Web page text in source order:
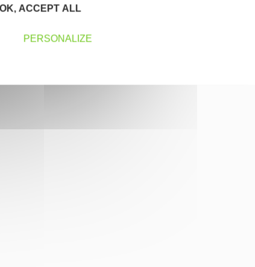
OK, ACCEPT ALL
PERSONALIZE